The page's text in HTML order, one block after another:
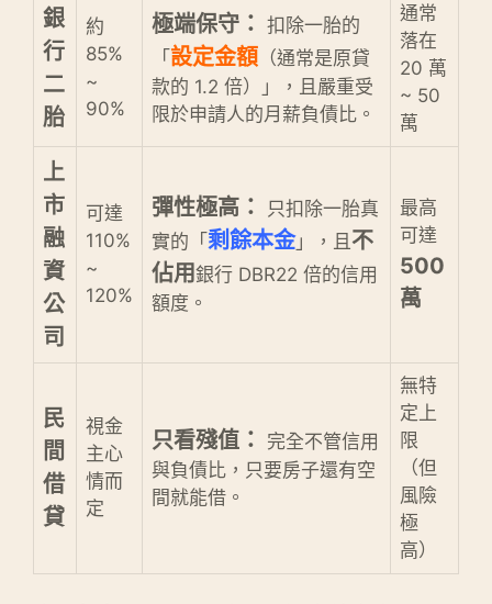
銀
行
二
胎
約
85%
~
90%
極端保守： 扣除一胎的
「設定金額 （通常是原貸
款的 1.2 倍）」，且嚴重受
限於申請人的月薪負債比。
通常
落在
20 萬
~ 50
萬
上
市
融
資
公
司
可達
110%
~
120%
彈性極高：
只扣除一胎真
實的「剩餘本金」，且 不
佔用銀行 DBR22 倍的信用
額度。
最高
可達
500
萬
民
間
借
貸
視金
主心
情而
定
只看殘值：
完全不管信用
與負債比，只要房子還有空
間就能借。
無特
定上
限
（但
風險
極
高）